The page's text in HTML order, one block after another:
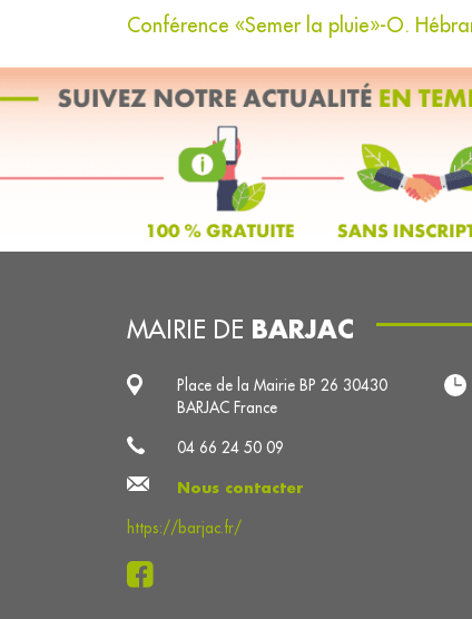
Conférence «Semer la pluie»-O.
MAIRIE DE BARJAC
Place de la Mairie BP 26 30430
BARJAC France
04 66 24 50 09
Nous contacter
https://barjac.fr/